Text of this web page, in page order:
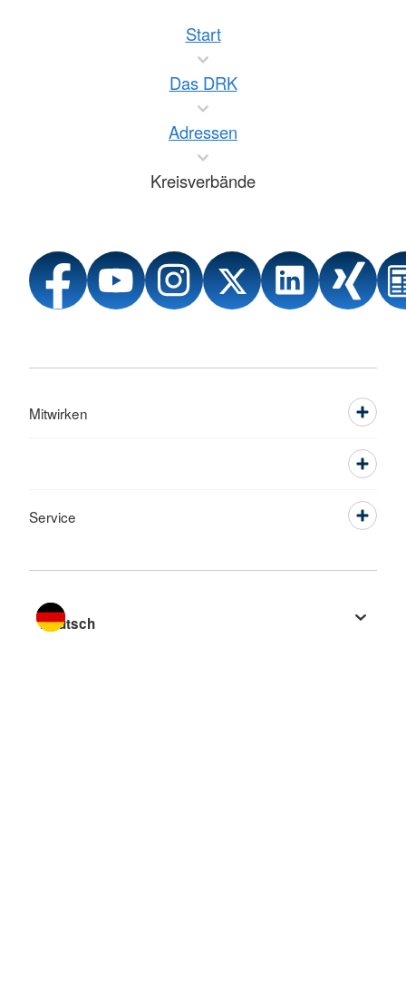
Start
Das DRK
Adressen
Kreisverbände
Mitwirken
Service
Sprache wechseln zu